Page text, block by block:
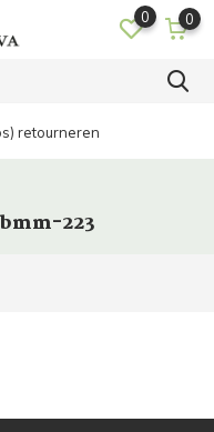
0 0
retourneren
223